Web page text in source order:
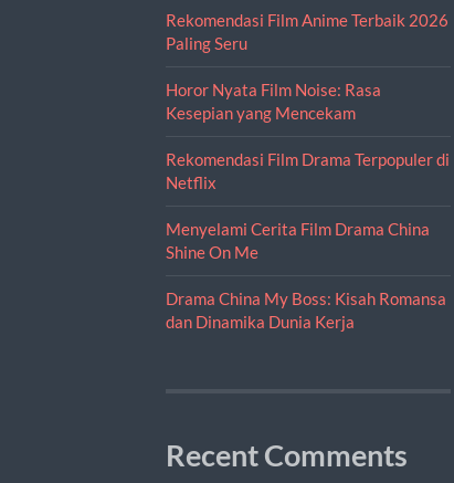
Rekomendasi Film Anime Terbaik 2026
Paling Seru
Horor Nyata Film Noise: Rasa
Kesepian yang Mencekam
Rekomendasi Film Drama Terpopuler di
Netflix
Menyelami Cerita Film Drama China
Shine On Me
Drama China My Boss: Kisah Romansa
dan Dinamika Dunia Kerja
Recent Comments